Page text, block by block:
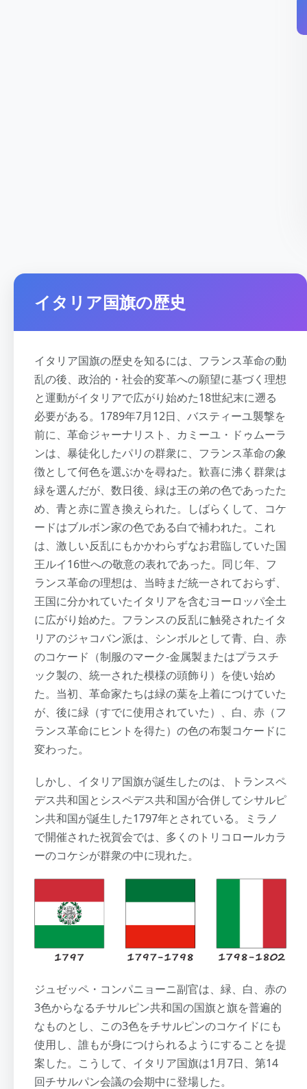
イタリア国旗の歴史
イタリア国旗の歴史を知るには、フランス革命の動
乱の後、政治的・社会的変革への願望に基づく理想
と運動がイタリアで広がり始めた18世紀末に遡る
必要がある。1789年7月12日、バスティーユ襲撃を
前に、革命ジャーナリスト、カミーユ・ドゥムーラ
ンは、暴徒化したパリの群衆に、フランス革命の象
徴として何色を選ぶかを尋ねた。歓喜に沸く群衆は
緑を選んだが、数日後、緑は王の弟の色であったた
め、青と赤に置き換えられた。しばらくして、コケ
ードはブルボン家の色である白で補われた。これ
は、激しい反乱にもかかわらずなお君臨していた国
王ルイ16世への敬意の表れであった。同じ年、フ
ランス革命の理想は、当時まだ統一されておらず、
王国に分かれていたイタリアを含むヨーロッパ全土
に広がり始めた。フランスの反乱に触発されたイタ
リアのジャコバン派は、シンボルとして青、白、赤
のコケード（制服のマーク-金属製またはプラスチ
ック製の、統一された模様の頭飾り）を使い始め
た。当初、革命家たちは緑の葉を上着につけていた
が、後に緑（すでに使用されていた）、白、赤（フ
ランス革命にヒントを得た）の色の布製コケードに
変わった。
しかし、イタリア国旗が誕生したのは、トランスペ
デス共和国とシスペデス共和国が合併してシサルピ
ン共和国が誕生した1797年とされている。ミラノ
で開催された祝賀会では、多くのトリコロールカラ
ーのコケシが群衆の中に現れた。
ジュゼッペ・コンパニョーニ副官は、緑、白、赤の
3色からなるチサルピン共和国の国旗と旗を普遍的
なものとし、この3色をチサルピンのコケイドにも
使用し、誰もが身につけられるようにすることを提
案した。こうして、イタリア国旗は1月7日、第14
回チサルパン会議の会期中に登場した。